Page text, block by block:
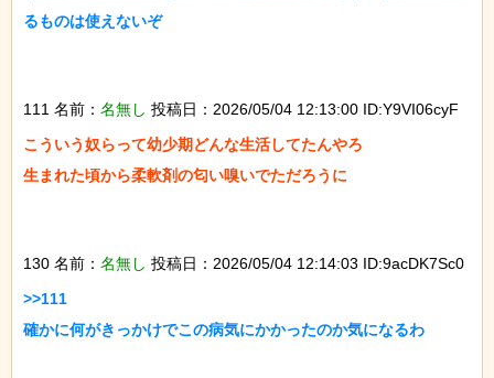
るものは使えないぞ
111 名前： 名無し 投稿日：2026/05/04 12:13:00 ID:Y9VI06cyF
こういう奴らって幼少期どんな生活してたんやろ
生まれた頃から柔軟剤の匂い嗅いでただろうに
130 名前： 名無し 投稿日：2026/05/04 12:14:03 ID:9acDK7Sc0
>>111
確かに何がきっかけでこの病気にかかったのか気になるわ